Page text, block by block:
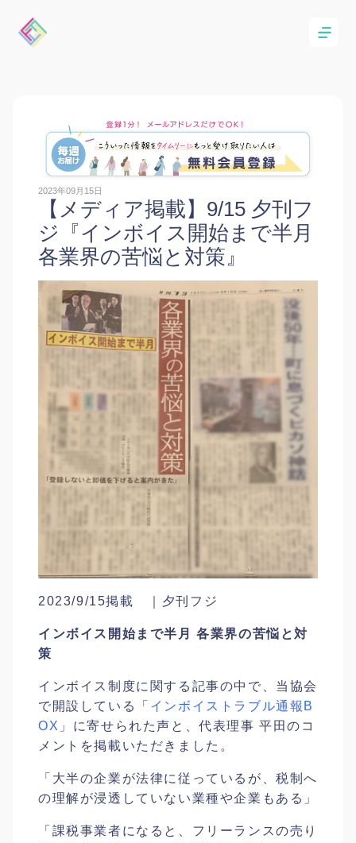
2023年09月15日
【メディア掲載】9/15 夕刊フ
ジ『インボイス開始まで半月
各業界の苦悩と対策』
2023/9/15掲載 ｜夕刊フジ
インボイス開始まで半月 各業界の苦悩と対
策
インボイス制度に関する記事の中で、当協会
で開設している「 インボイストラブル通報B
OX 」に寄せられた声と、代表理事 平田のコ
メントを掲載いただきました。
「大半の企業が法律に従っているが、税制へ
の理解が浸透していない業種や企業もある」
「課税事業者になると、フリーランスの売り